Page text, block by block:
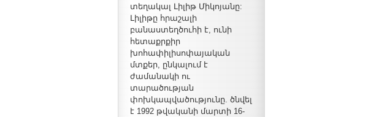
տեղակալ Լիլիթ Միկոյանը:
Լիլիթը հրաշալի
բանաստեղծուհի է, ունի
հետաքրքիր
խոհափիլիսոփայական
մտքեր, ընկալում է
ժամանակի ու
տարածության
փոխկապվածությունը. ծնվել
է 1992 թվականի մարտի 16-